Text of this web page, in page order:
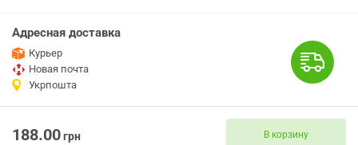
Адресная доставка
Курьер
Новая почта
Укрпошта
188.00грн В корзину